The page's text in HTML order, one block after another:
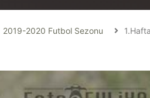
2019-2020 Futbol Sezonu